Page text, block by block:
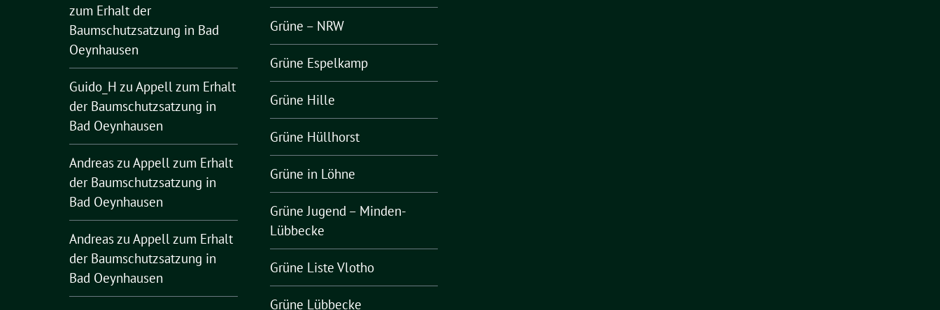
zum Erhalt der
Baumschutzsatzung in Bad
Oeynhausen
Guido_H zu Appell zum Erhalt
der Baumschutzsatzung in
Bad Oeynhausen
Andreas zu Appell zum Erhalt
der Baumschutzsatzung in
Bad Oeynhausen
Andreas zu Appell zum Erhalt
der Baumschutzsatzung in
Bad Oeynhausen
Grüne – NRW
Grüne Espelkamp
Grüne Hille
Grüne Hüllhorst
Grüne in Löhne
Grüne Jugend – Minden-
Lübbecke
Grüne Liste Vlotho
Grüne Lübbecke